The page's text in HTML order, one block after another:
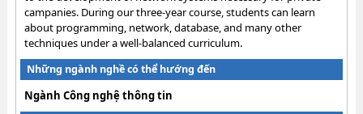
campanies. During our three-year course, students can learn
about programming, network, database, and many other
techniques under a well-balanced curriculum.
Những ngành nghề có thể hướng đến
Ngành Công nghệ thông tin